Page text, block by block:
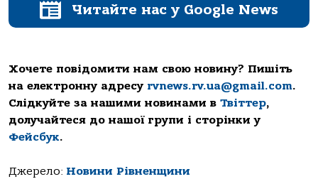
Читайте нас у Google News
Хочете повідомити нам свою новину? Пишіть
на електронну адресу rvnews.rv.ua@gmail.com.
Слідкуйте за нашими новинами в Твіттер,
долучайтеся до нашої групи і сторінки у
Фейсбук.
Джерело: Новини Рівненщини